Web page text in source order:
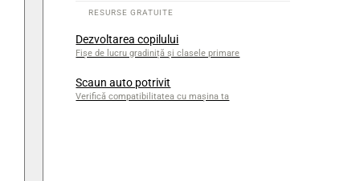
Dezvoltarea copilului
Fișe de lucru gradiniță și clasele primare
Scaun auto potrivit
Verifică compatibilitatea cu mașina ta